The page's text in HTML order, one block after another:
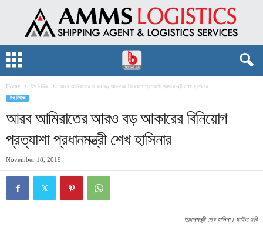
Home টপ নিউজ আরব আমিরাতের আরও বড় আকারের বিনিয়োগ প্রত্যাশা প্রধানমন্ত্রী শেখ হাসিনার
টপ নিউজ
আরব আমিরাতের আরও বড় আকারের বিনিয়োগ
প্রত্যাশা প্রধানমন্ত্রী শেখ হাসিনার
November 18, 2019
প্রধানমন্ত্রী শেখ হাসিনা। ফাইল ছবি